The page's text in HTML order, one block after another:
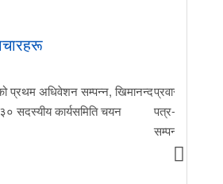
प्रथम अधिवेशन सम्पन्न, खिमानन्द
सदस्यीय कार्यसमिति चयन
प्रवास र
पत्र-२०२६
सम्पन्न